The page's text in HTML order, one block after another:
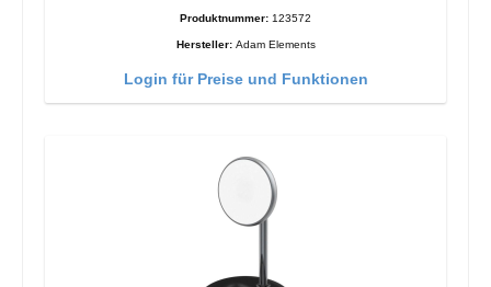
ermöglicht das Design mit einstellbarem Ladewinkel eine einfache
Serie Laden Sie Ihr iPhone bequem vertikal oder horizontal auf Auf
Produktnummer: 123572
Hersteller: Adam Elements
Login für Preise und Funktionen